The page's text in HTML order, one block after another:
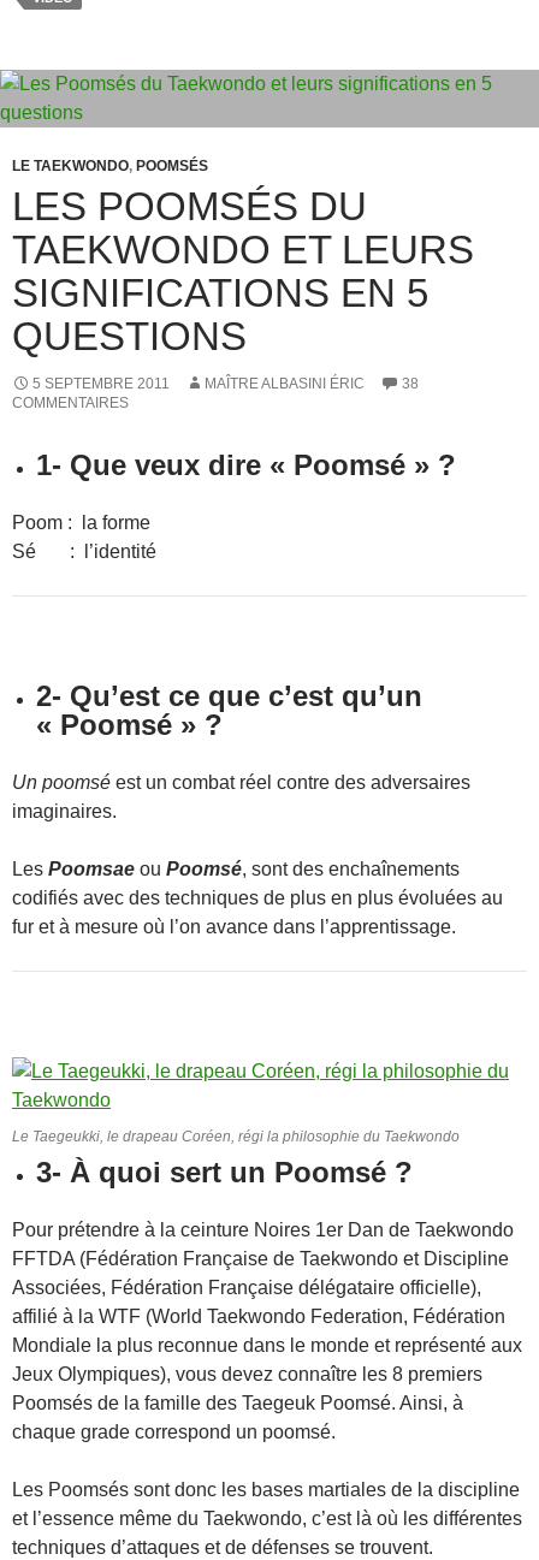
o
o
k
o
LE TAEKWONDO, POOMSÉS
LES POOMSÉS DU
TAEKWONDO ET LEURS
SIGNIFICATIONS EN 5
QUESTIONS
5 SEPTEMBRE 2011 MAÎTRE ALBASINI ÉRIC
38
COMMENTAIRES
1- Que veux dire « Poomsé » ?
Poom : la forme
Sé : l’identité
2- Qu’est ce que c’est qu’un
« Poomsé » ?
Un poomsé est un combat réel contre des adversaires
imaginaires.
Les Poomsae ou Poomsé, sont des enchaînements
codifiés avec des techniques de plus en plus évoluées au
fur et à mesure où l’on avance dans l’apprentissage.
Le Taegeukki, le drapeau Coréen, régi la philosophie du Taekwondo
3- À quoi sert un Poomsé ?
Pour prétendre à la ceinture Noires 1er Dan de Taekwondo
FFTDA (Fédération Française de Taekwondo et Discipline
Associées, Fédération Française délégataire officielle),
affilié à la WTF (World Taekwondo Federation, Fédération
Mondiale la plus reconnue dans le monde et représenté aux
Jeux Olympiques), vous devez connaître les 8 premiers
Poomsés de la famille des Taegeuk Poomsé. Ainsi, à
chaque grade correspond un poomsé.
Les Poomsés sont donc les bases martiales de la discipline
et l’essence même du Taekwondo, c’est là où les différentes
techniques d’attaques et de défenses se trouvent.